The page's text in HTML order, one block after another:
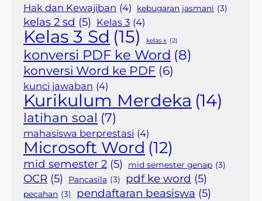
Hak dan Kewajiban (4) kebugaran jasmani (3)
kelas 2 sd (5) Kelas 3 (4)
Kelas 3 Sd (15) kelas x (2)
konversi PDF ke Word (8)
konversi Word ke PDF (6)
kunci jawaban (4)
Kurikulum Merdeka (14)
latihan soal (7)
mahasiswa berprestasi (4)
Microsoft Word (12)
mid semester 2 (5) mid semester genap (3)
OCR (5) Pancasila (3) pdf ke word (5)
pecahan (3) pendaftaran beasiswa (5)